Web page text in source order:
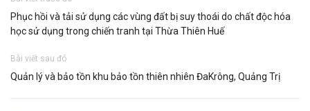
Phục hồi và tải sử dụng các vùng đất bị suy thoái do chất độc hóa
học sử dụng trong chiến tranh tại Thừa Thiên Huế
Bài viết sau đó
Quản lý và bảo tồn khu bảo tồn thiên nhiên ĐaKrông, Quảng Trị